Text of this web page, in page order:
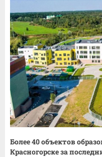
Более 40 объектов
Красногорске за